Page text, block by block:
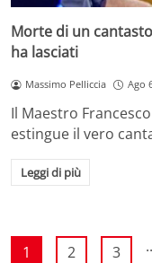
Morte di un
ha lasciati
Massimo Pelliccia Ago
Il Maestro
estingue il vero
Leggi di più
1 2 3